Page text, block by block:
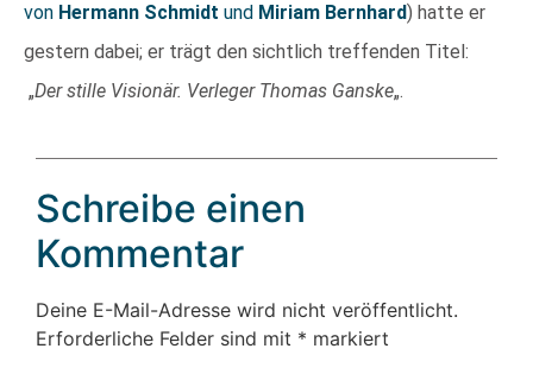
von Hermann Schmidt und Miriam Bernhard) hatte er
gestern dabei; er trägt den sichtlich treffenden Titel:
„Der stille Visionär. Verleger Thomas Ganske„.
Schreibe einen
Kommentar
Deine E-Mail-Adresse wird nicht veröffentlicht.
Erforderliche Felder sind mit * markiert